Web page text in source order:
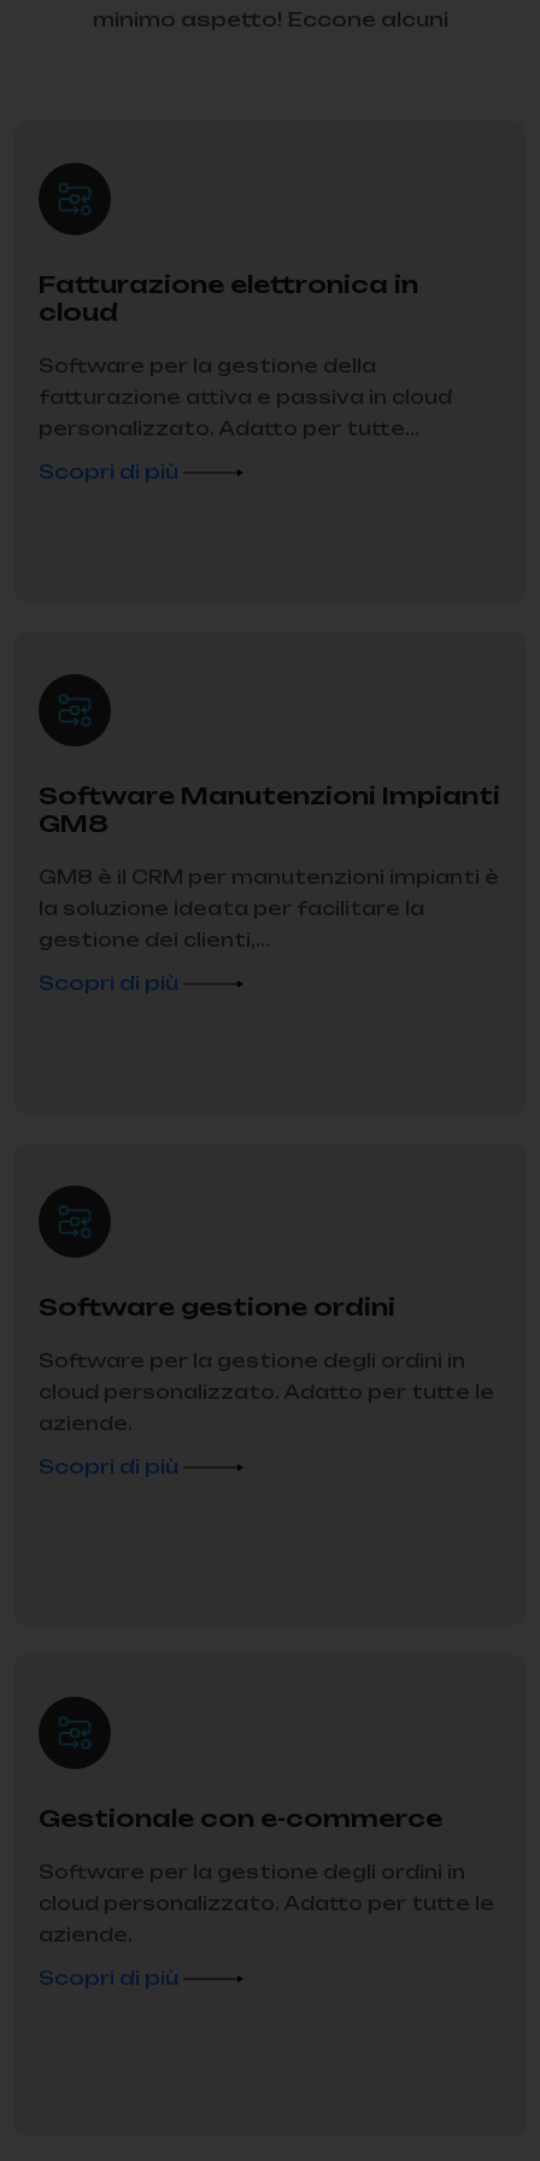
minimo aspetto! Eccone alcuni
Fatturazione elettronica in
cloud
Software per la gestione della
fatturazione attiva e passiva in cloud
personalizzato. Adatto per tutte...
Scopri di più
Software Manutenzioni Impianti
GM8
GM8 è il CRM per manutenzioni impianti è
la soluzione ideata per facilitare la
gestione dei clienti,...
Scopri di più
Software gestione ordini
Software per la gestione degli ordini in
cloud personalizzato. Adatto per tutte le
aziende.
Scopri di più
Gestionale con e-commerce
Software per la gestione degli ordini in
cloud personalizzato. Adatto per tutte le
aziende.
Scopri di più